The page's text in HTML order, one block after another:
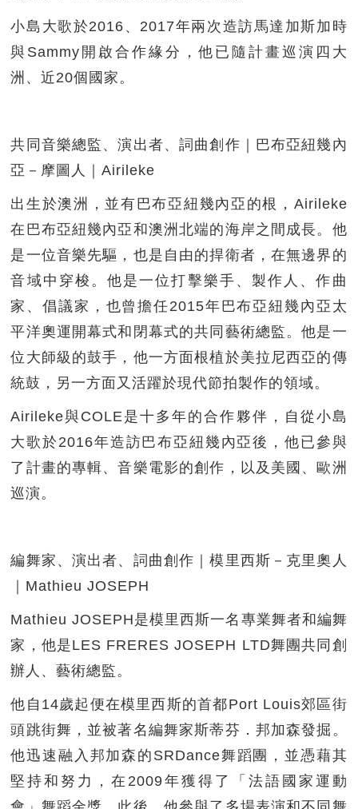
小島大歌於2016、2017年兩次造訪馬達加斯加時
與Sammy開啟合作緣分，他已隨計畫巡演四大
洲、近20個國家。
共同音樂總監、演出者、詞曲創作｜巴布亞紐幾內
亞－摩圖人｜Airileke
出生於澳洲，並有巴布亞紐幾內亞的根，Airileke
在巴布亞紐幾內亞和澳洲北端的海岸之間成長。他
是一位音樂先驅，也是自由的捍衛者，在無邊界的
音域中穿梭。他是一位打擊樂手、製作人、作曲
家、倡議家，也曾擔任2015年巴布亞紐幾內亞太
平洋奧運開幕式和閉幕式的共同藝術總監。他是一
位大師級的鼓手，他一方面根植於美拉尼西亞的傳
統鼓，另一方面又活躍於現代節拍製作的領域。
Airileke與COLE是十多年的合作夥伴，自從小島
大歌於2016年造訪巴布亞紐幾內亞後，他已參與
了計畫的專輯、音樂電影的創作，以及美國、歐洲
巡演。
編舞家、演出者、詞曲創作｜模里西斯－克里奧人
｜Mathieu JOSEPH
Mathieu JOSEPH是模里西斯一名專業舞者和編舞
家，他是LES FRERES JOSEPH LTD舞團共同創
辦人、藝術總監。
他自14歲起便在模里西斯的首都Port Louis郊區街
頭跳街舞，並被著名編舞家斯蒂芬．邦加森發掘。
他迅速融入邦加森的SRDance舞蹈團，並憑藉其
堅持和努力，在2009年獲得了「法語國家運動